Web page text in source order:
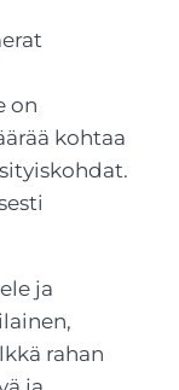
on
kohtaa
ja
rahan